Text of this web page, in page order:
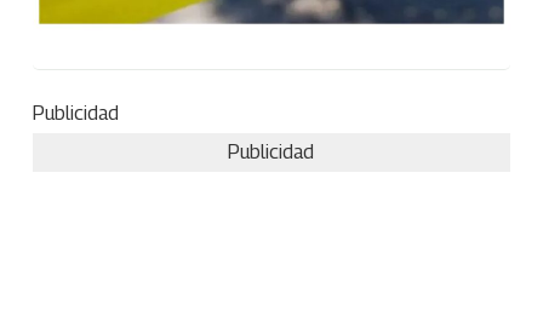
Publicidad
Publicidad